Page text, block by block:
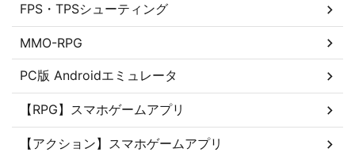
FPS・TPSシューティング
MMO-RPG
PC版 Androidエミュレータ
【RPG】スマホゲームアプリ
【アクション】スマホゲームアプリ